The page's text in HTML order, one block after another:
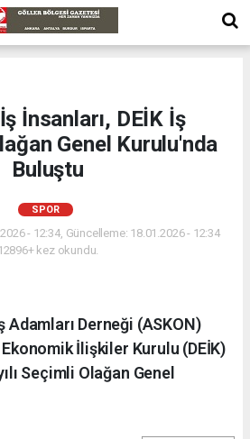
İnsanları, DEİK İş
Genel Kurulu'nda
Buluştu
SPOR
- 12:34, Güncelleme: 18.01.2026 - 12:34
kez okundu.
Adamları Derneği (ASKON)
İlişkiler Kurulu (DEİK)
Seçimli Olağan Genel